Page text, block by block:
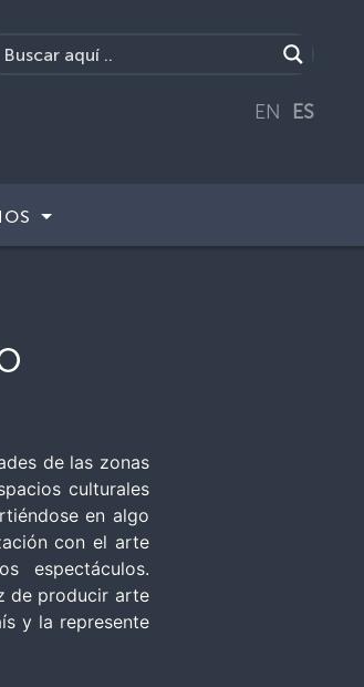
EN ES
de las zonas
culturales
en algo
con el arte
espectáculos.
de producir arte
y la represente